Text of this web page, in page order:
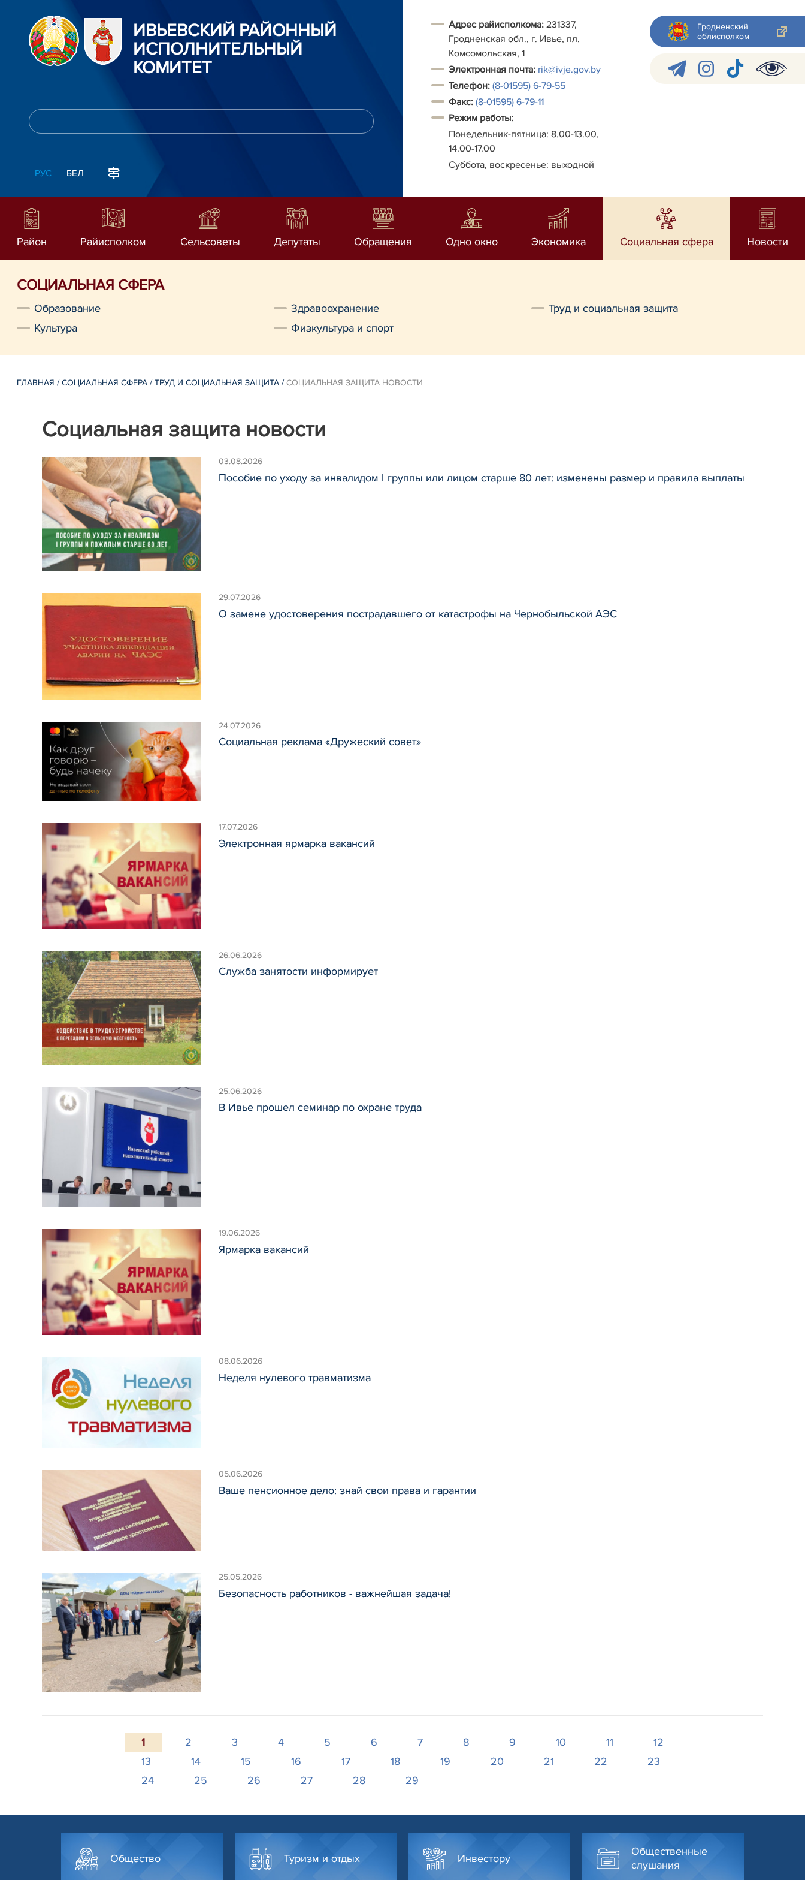
ИВЬЕВСКИЙ РАЙОННЫЙ
ИСПОЛНИТЕЛЬНЫЙ
КОМИТЕТ
РУС БЕЛ
Адрес райисполкома: 231337,
Гродненская обл., г. Ивье, пл.
Комсомольская, 1
Электронная почта: rik@ivje.gov.by
Телефон: (8-01595) 6-79-55
Факс: (8-01595) 6-79-11
Режим работы:
Понедельник-пятница: 8.00-13.00,
14.00-17.00
Суббота, воскресенье: выходной
Гродненский
облисполком
Район Райисполком Сельсоветы Депутаты Обращения Одно окно Экономика Социальная сфера Новости
СОЦИАЛЬНАЯ СФЕРА
Образование Здравоохранение
Труд и социальная защита
Культура
Физкультура и спорт
ГЛАВНАЯ /СОЦИАЛЬНАЯ СФЕРА /ТРУД И СОЦИАЛЬНАЯ ЗАЩИТА /СОЦИАЛЬНАЯ ЗАЩИТА НОВОСТИ
Социальная защита новости
03.08.2026
Пособие по уходу за инвалидом I группы или лицом старше 80 лет: изменены размер и правила выплаты
29.07.2026
О замене удостоверения пострадавшего от катастрофы на Чернобыльской АЭС
24.07.2026
Социальная реклама «Дружеский совет»
17.07.2026
Электронная ярмарка вакансий
26.06.2026
Служба занятости информирует
25.06.2026
В Ивье прошел семинар по охране труда
19.06.2026
Ярмарка вакансий
08.06.2026
Неделя нулевого травматизма
05.06.2026
Ваше пенсионное дело: знай свои права и гарантии
25.05.2026
Безопасность работников - важнейшая задача!
1 2 3 4 5 6 7 8 9 10 11
12
13
14 15 16 17 18 19 20 21 22
23
24
25 26 27 28 29
Общество Туризм и отдых Инвестору
Общественные
слушания